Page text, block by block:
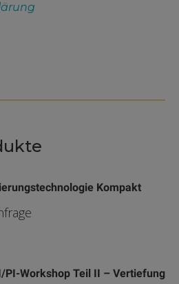
Kompakt
PI-Workshop Teil II – Vertiefung